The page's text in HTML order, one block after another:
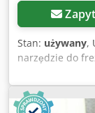
Stan: używany,
narzędzie do
mm -
rysunek na
Ho Iea